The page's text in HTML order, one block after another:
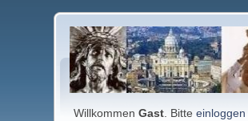
WillkommenGast . Bitteeinloggen